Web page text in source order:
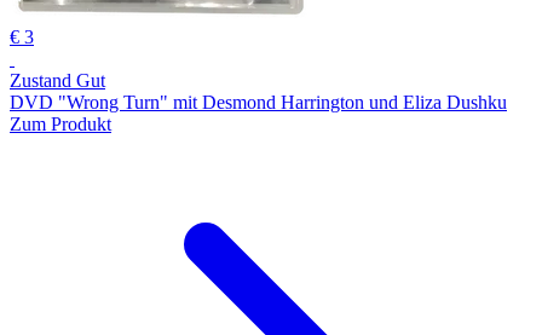
€ 3
Zustand Gut
DVD "Wrong Turn" mit Desmond Harrington und Eliza Dushku
Zum Produkt